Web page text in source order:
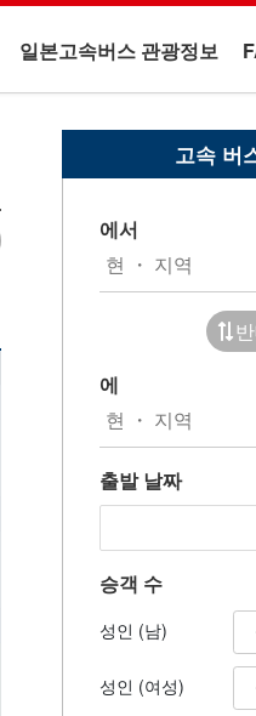
일본고속버스 관광정보
고속 버
에서
에
출발 날짜
승객 수
성인 (남)
성인 (여성)